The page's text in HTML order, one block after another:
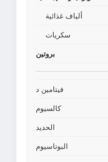
ألياف غذائية
سكريات
بروتين
فيتامين د
كالسيوم
الحديد
البوتاسيوم